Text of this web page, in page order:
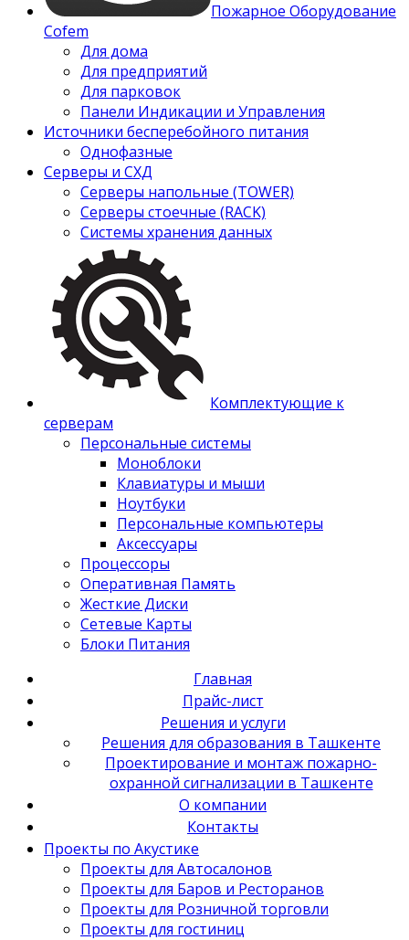
Пожарное Оборудование
Cofem
Для дома
Для предприятий
Для парковок
Панели Индикации и Управления
Источники бесперебойного питания
Однофазные
Серверы и СХД
Серверы напольные (TOWER)
Серверы стоечные (RACK)
Системы хранения данных
Комплектующие к
серверам
Персональные системы
Моноблоки
Клавиатуры и мыши
Ноутбуки
Персональные компьютеры
Аксессуары
Процессоры
Оперативная Память
Жесткие Диски
Сетевые Карты
Блоки Питания
Главная
Прайс-лист
Решения и услуги
Решения для образования в Ташкенте
Проектирование и монтаж пожарно-
охранной сигнализации в Ташкенте
О компании
Контакты
Проекты по Акустике
Проекты для Автосалонов
Проекты для Баров и Ресторанов
Проекты для Розничной торговли
Проекты для гостиниц